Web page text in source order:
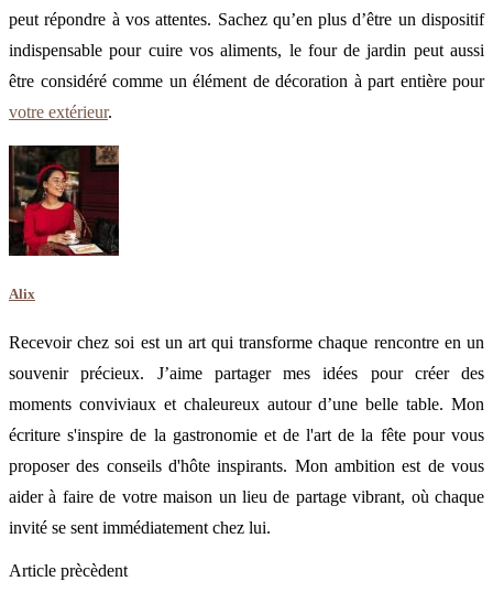
peut répondre à vos attentes. Sachez qu’en plus d’être un dispositif
indispensable pour cuire vos aliments, le four de jardin peut aussi
être considéré comme un élément de décoration à part entière pour
votre extérieur.
Alix
Recevoir chez soi est un art qui transforme chaque rencontre en un
souvenir précieux. J’aime partager mes idées pour créer des
moments conviviaux et chaleureux autour d’une belle table. Mon
écriture s'inspire de la gastronomie et de l'art de la fête pour vous
proposer des conseils d'hôte inspirants. Mon ambition est de vous
aider à faire de votre maison un lieu de partage vibrant, où chaque
invité se sent immédiatement chez lui.
Article prècèdent